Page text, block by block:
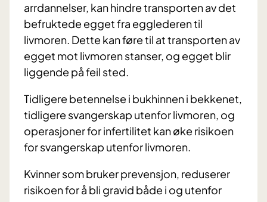
arrdannelser, kan hindre transporten av det
befruktede egget fra egglederen til
livmoren. Dette kan føre til at transporten av
egget mot livmoren stanser, og egget blir
liggende på feil sted.
Tidligere betennelse i bukhinnen i bekkenet,
tidligere svangerskap utenfor livmoren, og
operasjoner for infertilitet kan øke risikoen
for svangerskap utenfor livmoren.
Kvinner som bruker prevensjon, reduserer
risikoen for å bli gravid både i og utenfor